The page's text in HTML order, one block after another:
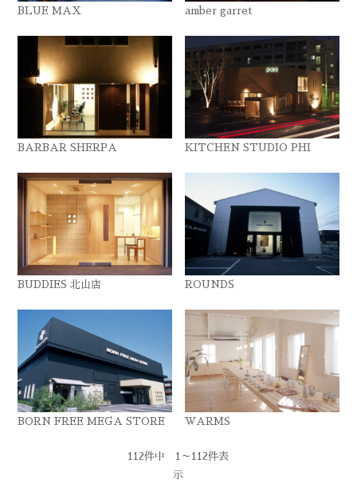
BLUE MAX amber garret
BARBAR SHERPA KITCHEN STUDIO PHI
BUDDIES 北山店 ROUNDS
BORN FREE MEGA STORE WARMS
112件中 1～112件表
示